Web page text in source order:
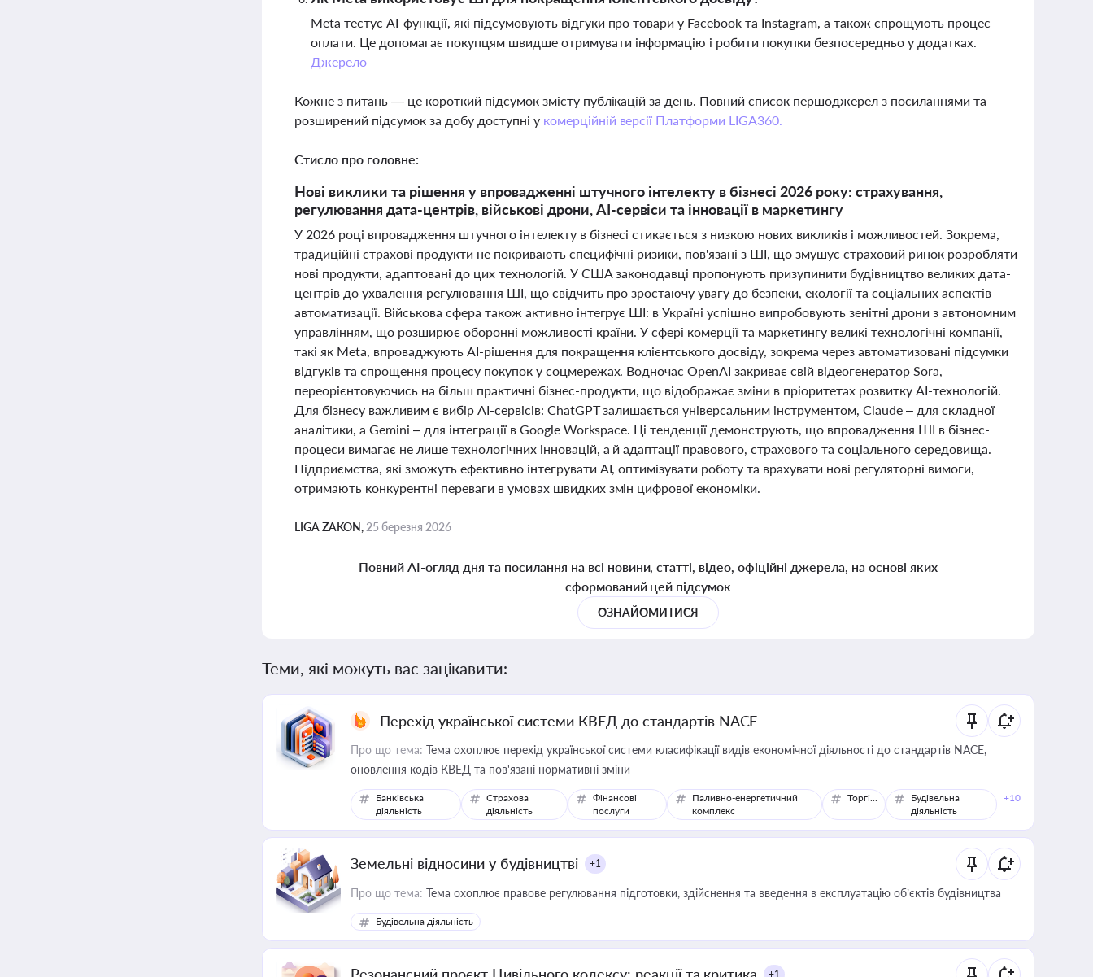
Meta тестує AI-функції, які підсумовують відгуки про товари у Facebook та Instagram, а також спрощують процес
оплати. Це допомагає покупцям швидше отримувати інформацію і робити покупки безпосередньо у додатках.
Джерело
Кожне з питань — це короткий підсумок змісту публікацій за день. Повний список першоджерел з посиланнями та
розширений підсумок за добу доступні у комерційній версії Платформи LIGA360.
Стисло про головне:
Нові виклики та рішення у впровадженні штучного інтелекту в бізнесі 2026 року: страхування,
регулювання дата-центрів, військові дрони, AI-сервіси та інновації в маркетингу
У 2026 році впровадження штучного інтелекту в бізнесі стикається з низкою нових викликів і можливостей. Зокрема,
традиційні страхові продукти не покривають специфічні ризики, пов'язані з ШІ, що змушує страховий ринок розробляти
нові продукти, адаптовані до цих технологій. У США законодавці пропонують призупинити будівництво великих дата-
центрів до ухвалення регулювання ШІ, що свідчить про зростаючу увагу до безпеки, екології та соціальних аспектів
автоматизації. Військова сфера також активно інтегрує ШІ: в Україні успішно випробовують зенітні дрони з автономним
управлінням, що розширює оборонні можливості країни. У сфері комерції та маркетингу великі технологічні компанії,
такі як Meta, впроваджують AI-рішення для покращення клієнтського досвіду, зокрема через автоматизовані підсумки
відгуків та спрощення процесу покупок у соцмережах. Водночас OpenAI закриває свій відеогенератор Sora,
переорієнтовуючись на більш практичні бізнес-продукти, що відображає зміни в пріоритетах розвитку AI-технологій.
Для бізнесу важливим є вибір AI-сервісів: ChatGPT залишається універсальним інструментом, Claude – для складної
аналітики, а Gemini – для інтеграції в Google Workspace. Ці тенденції демонструють, що впровадження ШІ в бізнес-
процеси вимагає не лише технологічних інновацій, а й адаптації правового, страхового та соціального середовища.
Підприємства, які зможуть ефективно інтегрувати AI, оптимізувати роботу та врахувати нові регуляторні вимоги,
отримають конкурентні переваги в умовах швидких змін цифрової економіки.
LIGA ZAKON, 25 березня 2026
Повний AI-огляд дня та посилання на всі новини, статті, відео, офіційні джерела, на основі яких
сформований цей підсумок
ОЗНАЙОМИТИСЯ
Теми, які можуть вас зацікавити:
Перехід української системи КВЕД до стандартів NACE
Про що тема: Тема охоплює перехід української системи класифікації видів економічної діяльності до стандартів NACE,
оновлення кодів КВЕД та пов'язані нормативні зміни
Банківська
діяльність
Страхова
діяльність
Фінансові
послуги
Паливно-енергетичний
комплекс
Торгівля
Будівельна
діяльність
+10
Земельні відносини у будівництві +1
Про що тема: Тема охоплює правове регулювання підготовки, здійснення та введення в експлуатацію об’єктів будівництва
Будівельна діяльність
+1